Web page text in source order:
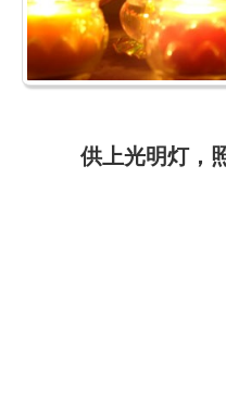
供上光明灯，